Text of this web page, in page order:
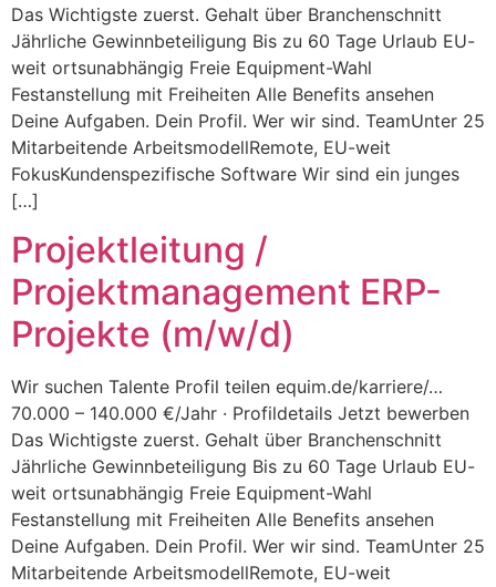
Das Wichtigste zuerst. Gehalt über Branchenschnitt
Jährliche Gewinnbeteiligung Bis zu 60 Tage Urlaub EU-
weit ortsunabhängig Freie Equipment-Wahl
Festanstellung mit Freiheiten Alle Benefits ansehen
Deine Aufgaben. Dein Profil. Wer wir sind. TeamUnter 25
Mitarbeitende ArbeitsmodellRemote, EU-weit
FokusKundenspezifische Software Wir sind ein junges
[…]
Projektleitung /
Projektmanagement ERP-
Projekte (m/w/d)
Wir suchen Talente Profil teilen equim.de/karriere/…
70.000 – 140.000 €/Jahr · Profildetails Jetzt bewerben
Das Wichtigste zuerst. Gehalt über Branchenschnitt
Jährliche Gewinnbeteiligung Bis zu 60 Tage Urlaub EU-
weit ortsunabhängig Freie Equipment-Wahl
Festanstellung mit Freiheiten Alle Benefits ansehen
Deine Aufgaben. Dein Profil. Wer wir sind. TeamUnter 25
Mitarbeitende ArbeitsmodellRemote, EU-weit